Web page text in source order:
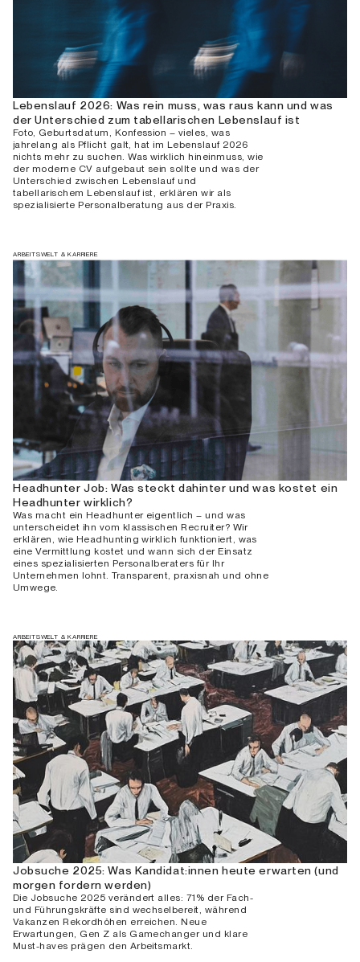
Lebenslauf 2026: Was rein muss, was raus kann und was
der Unterschied zum tabellarischen Lebenslauf ist
Foto, Geburtsdatum, Konfession – vieles, was
jahrelang als Pflicht galt, hat im Lebenslauf 2026
nichts mehr zu suchen. Was wirklich hineinmuss, wie
der moderne CV aufgebaut sein sollte und was der
Unterschied zwischen Lebenslauf und
tabellarischem Lebenslauf ist, erklären wir als
spezialisierte Personalberatung aus der Praxis.
ARBEITSWELT & KARRIERE
Headhunter Job: Was steckt dahinter und was kostet ein
Headhunter wirklich?
Was macht ein Headhunter eigentlich – und was
unterscheidet ihn vom klassischen Recruiter? Wir
erklären, wie Headhunting wirklich funktioniert, was
eine Vermittlung kostet und wann sich der Einsatz
eines spezialisierten Personalberaters für Ihr
Unternehmen lohnt. Transparent, praxisnah und ohne
Umwege.
ARBEITSWELT & KARRIERE
Jobsuche 2025: Was Kandidat:innen heute erwarten (und
morgen fordern werden)
Die Jobsuche 2025 verändert alles: 71% der Fach-
und Führungskräfte sind wechselbereit, während
Vakanzen Rekordhöhen erreichen. Neue
Erwartungen, Gen Z als Gamechanger und klare
Must-haves prägen den Arbeitsmarkt.